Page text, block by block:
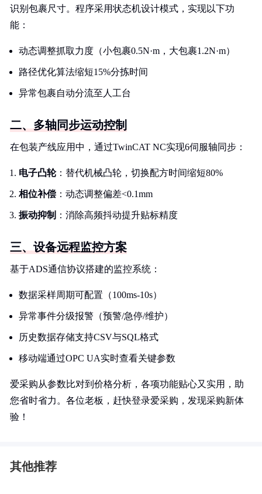
识别包裹尺寸。程序采用状态机设计模式，实现以下功
能：
动态调整抓取力度（小包裹0.5N·m，大包裹1.2N·m）
路径优化算法缩短15%分拣时间
异常包裹自动分流至人工台
二、多轴同步运动控制
在包装产线应用中，通过TwinCAT NC实现6伺服轴同步：
电子凸轮：替代机械凸轮，切换配方时间缩短80%
相位补偿 ：动态调整偏差<0.1mm
振动抑制 ：消除高频抖动提升贴标精度
三、设备远程监控方案
基于ADS通信协议搭建的监控系统：
数据采样周期可配置（100ms-10s）
异常事件分级报警（预警/急停/维护）
历史数据存储支持CSV与SQL格式
移动端通过OPC UA实时查看关键参数
爱采购从参数比对到价格分析，各项功能贴心又实用，助
您省时省力。各位老板，赶快登录爱采购，发现采购新体
验！
其他推荐